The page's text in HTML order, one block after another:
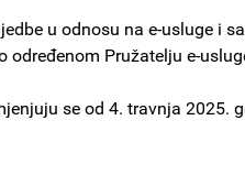
u odnosu na e-usluge i
određenom Pružatelju e-
se od 4. travnja 2025.